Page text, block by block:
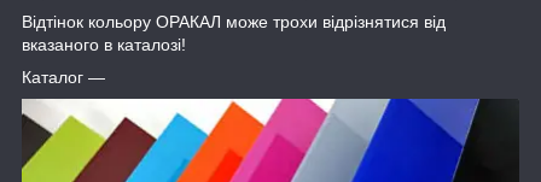
Відтінок кольору ОРАКАЛ може трохи відрізнятися від
вказаного в каталозі!
Каталог ―